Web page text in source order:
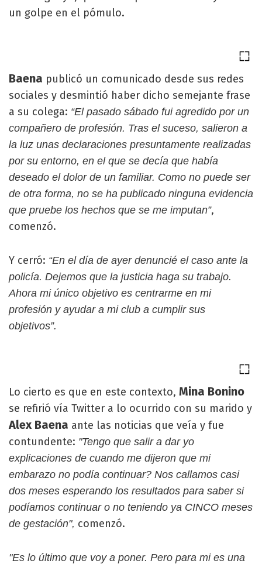
un golpe en el pómulo.
Baena publicó un comunicado desde sus redes
sociales y desmintió haber dicho semejante frase
a su colega: “El pasado sábado fui agredido por un
compañero de profesión. Tras el suceso, salieron a
la luz unas declaraciones presuntamente realizadas
por su entorno, en el que se decía que había
deseado el dolor de un familiar. Como no puede ser
de otra forma, no se ha publicado ninguna evidencia
que pruebe los hechos que se me imputan”,
comenzó.
Y cerró: “En el día de ayer denuncié el caso ante la
policía. Dejemos que la justicia haga su trabajo.
Ahora mi único objetivo es centrarme en mi
profesión y ayudar a mi club a cumplir sus
objetivos”.
Lo cierto es que en este contexto, Mina Bonino
se refirió vía Twitter a lo ocurrido con su marido y
Alex Baena ante las noticias que veía y fue
contundente: "Tengo que salir a dar yo
explicaciones de cuando me dijeron que mi
embarazo no podía continuar? Nos callamos casi
dos meses esperando los resultados para saber si
podíamos continuar o no teniendo ya CINCO meses
de gestación", comenzó.
"Es lo último que voy a poner. Pero para mi es una